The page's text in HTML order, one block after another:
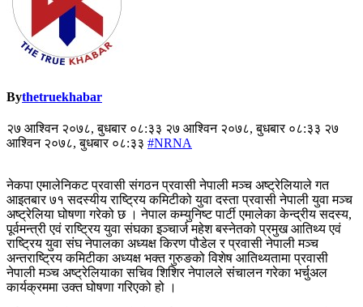
Bythetruekhabar
२७ आश्विन २०७८, बुधबार ०८:३३ २७ आश्विन २०७८, बुधबार ०८:३३ २७
आश्विन २०७८, बुधबार ०८:३३ #NRNA
नेकपा एमालेनिकट प्रवासी संगठन प्रवासी नेपाली मञ्च अष्ट्रेलियाले गत
आइतबार ७१ सदस्यीय राष्ट्रिय कमिटीको युवा दस्ता प्रवासी नेपाली युवा मञ्च
अष्ट्रेलिया घोषणा गरेको छ । नेपाल कम्युनिष्ट पार्टी एमालेका केन्द्रीय सदस्य,
पूर्वमन्त्री एवं राष्ट्रिय युवा संघका इञ्चार्ज महेश बस्नेतको प्रमुख आतिथ्य एवं
राष्ट्रिय युवा संघ नेपालका अध्यक्ष किरण पौडेल र प्रवासी नेपाली मञ्च
अन्तराष्ट्रिय कमिटीका अध्यक्ष भक्त गुरुङको विशेष आतिथ्यतामा प्रवासी
नेपाली मञ्च अष्ट्रेलियाका सचिव शिशिर नेपालले संचालन गरेका भर्चुअल
कार्यक्रममा उक्त घोषणा गरिएको हो ।